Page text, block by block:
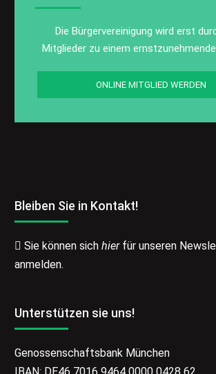
Die Bürgervereinigung wird erst
Mitglieder zu einem
ONLINE MITGLIED WERDEN
Bleiben Sie in Kontakt!
Sie können sichhier für unseren
anmelden.
Unterstützen sie uns!
Genossenschaftsbank München